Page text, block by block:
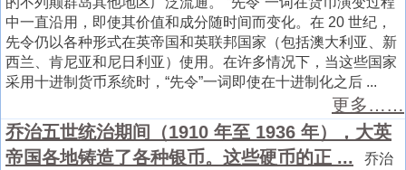
中一直沿用，即使其价值和成分随时间而变化。在 20 世纪，
先令仍以各种形式在英帝国和英联邦国家（包括澳大利亚、新
西兰、肯尼亚和尼日利亚）使用。在许多情况下，当这些国家
采用十进制货币系统时，“先令”一词即使在十进制化之后 ...
更多……
乔治五世统治期间（1910 年至 1936 年），大英
帝国各地铸造了各种银币。这些硬币的正 ... 乔治